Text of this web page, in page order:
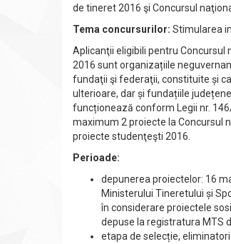
de tineret 2016 şi Concursul
Tema concursurilor: Stimularea
Aplicanţii eligibili pentru
2016 sunt organizațiile
fundaţii şi federaţii, constituite și
ulterioare, dar și fundațiile
funcționează conform Legii nr.
maximum 2 proiecte la Concursul
proiecte studenţeşti 2016.
Perioade:
depunerea proiectelor: 16
Ministerului Tineretului și
în considerare proiectele
depuse la registratura MTS
etapa de selecție,